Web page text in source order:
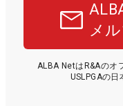
メ
ALBA NetはR&Aのオ
USLPGAの日